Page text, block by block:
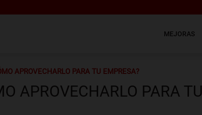
MEJORAS
APROVECHARLO PARA TU EMPRESA?
APROVECHARLO PARA TU